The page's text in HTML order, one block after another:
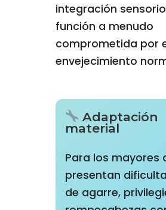
integración
función a menudo
comprometida por
envejecimiento
Adaptación
material
Para los mayores
presentan
de agarre,